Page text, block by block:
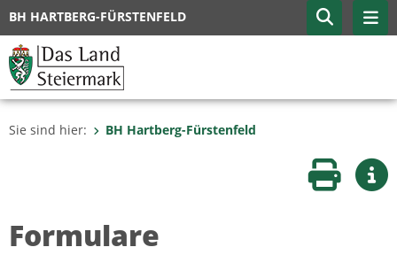
BH HARTBERG-FÜRSTENFELD
Sie sind hier: BH Hartberg-Fürstenfeld
Seite
Formulare